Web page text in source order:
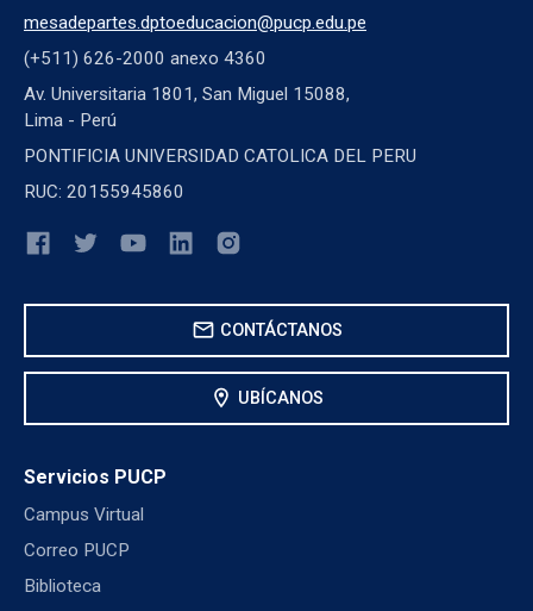
mesadepartes.dptoeducacion@pucp.edu.pe
(+511) 626-2000 anexo 4360
Av. Universitaria 1801, San Miguel 15088,
Lima - Perú
PONTIFICIA UNIVERSIDAD CATOLICA DEL PERU
RUC: 20155945860
mail CONTÁCTANOS
location_on UBÍCANOS
Servicios PUCP
Campus Virtual
Correo PUCP
Biblioteca